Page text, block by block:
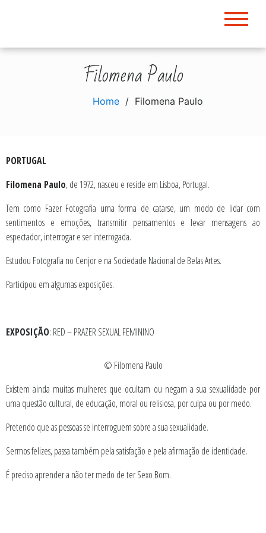
Filomena Paulo
Home Filomena Paulo
PORTUGAL
Filomena Paulo, de 1972, nasceu e reside em Lisboa, Portugal.
Tem como Fazer Fotografia uma forma de catarse, um modo de lidar com
sentimentos e emoções, transmitir pensamentos e levar mensagens ao
espectador, interrogar e ser interrogada.
Estudou Fotografia no Cenjor e na Sociedade Nacional de Belas Artes.
Participou em algumas exposições.
EXPOSIÇÃO: RED – PRAZER SEXUAL FEMININO
© Filomena Paulo
Existem ainda muitas mulheres que ocultam ou negam a sua sexualidade por
uma questão cultural, de educação, moral ou relisiosa, por culpa ou por medo.
Pretendo que as pessoas se interroguem sobre a sua sexualidade.
Sermos felizes, passa também pela satisfação e pela afirmação de identidade.
É preciso aprender a não ter medo de ter Sexo Bom.